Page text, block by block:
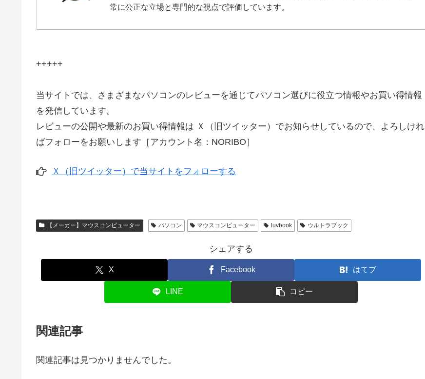
常に公正な立場と専門的な視点で評価しています。
+++++
当サイトでは、さまざまなパソコンのレビューを通じてパソコン選びに役立つ情報やお買い得情報
を発信しています。
レビューの公開や最新のお買い得情報は Ｘ（旧ツイッター）でお知らせしているので、よろしけれ
ばフォローをお願いします［アカウント名：NORIBO］
Ｘ（旧ツイッター）で当サイトをフォローする
【メーカー】マウスコンピューター パソコン マウスコンピューター luvbook ウルトラブック
シェアする
X Facebook はてブ
LINE コピー
関連記事
関連記事は見つかりませんでした。